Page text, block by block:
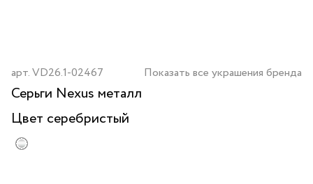
арт.VD26.1-02467 Показать все украшения бренда
Серьги Nexus металл
Цвет серебристый